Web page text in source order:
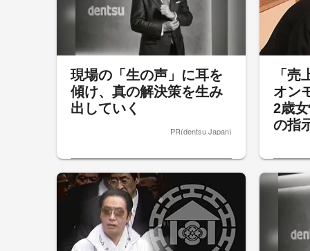
現場の「生の声」に耳を
傾け、真の解決策を生み
出していく
PR(dentsu Japan)
「
オン
2歳
の指